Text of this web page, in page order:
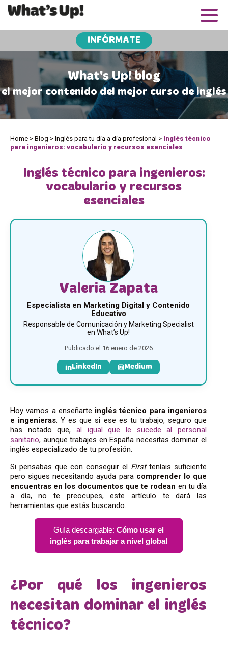
INFÓRMATE
What's Up! blog
el mejor contenido del mejor curso de inglés
Home > Blog > Inglés para tu día a día profesional > Inglés técnico
para ingenieros: vocabulario y recursos esenciales
Inglés técnico para ingenieros:
vocabulario y recursos
esenciales
Valeria Zapata
Especialista en Marketing Digital y Contenido
Educativo
Responsable de Comunicación y Marketing Specialist
en What’s Up!
Publicado el 16 enero de 2026
LinkedIn Medium
Hoy vamos a enseñarte inglés técnico para ingenieros
e ingenieras . Y es que si ese es tu trabajo, seguro que
has notado que,
al igual que le sucede alpersonal
sanitario, aunque trabajes en España necesitasdominar el
inglés especializado de tu profesión.
Si pensabas que con conseguir el Firstteníais suficiente
pero sigues necesitando ayuda para comprender lo que
encuentras en los documentos que te rodean en tu día
a día, no te preocupes, este artículo
te dará las
herramientas que estás buscando.
Guía descargable: Cómo usar el
inglés para trabajar a nivel global
¿Por qué los ingenieros
necesitan dominar el inglés
técnico?